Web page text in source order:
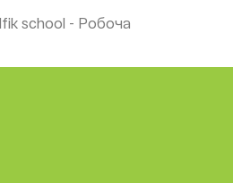
school - Робоча